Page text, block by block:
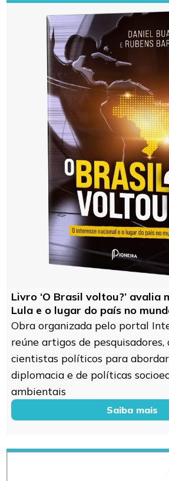
Livro ‘O Brasil voltou?’ avalia
Lula e o lugar do país no
Obra organizada pelo portal
reúne artigos de
cientistas políticos para
diplomacia e de políticas
ambientais
Saiba mais